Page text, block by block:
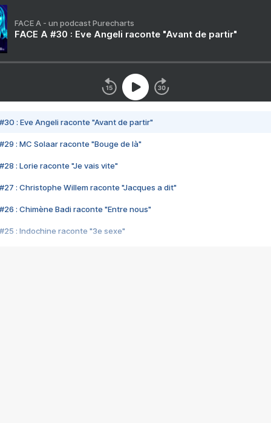
FACE A - un podcast Purecharts
FACE A #30 : Eve Angeli raconte "Avant de partir"
#30 : Eve Angeli raconte "Avant de partir"
#29 : MC Solaar raconte "Bouge de là"
#28 : Lorie raconte "Je vais vite"
#27 : Christophe Willem raconte "Jacques a dit"
#26 : Chimène Badi raconte "Entre nous"
#25 : Indochine raconte "3e sexe"